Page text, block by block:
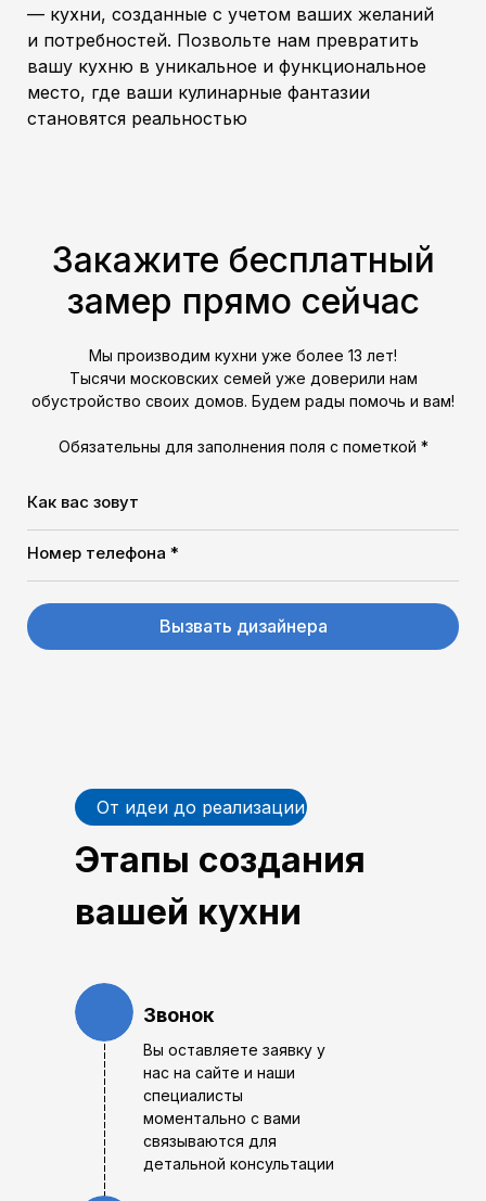
— кухни, созданные с учетом ваших желаний
и потребностей. Позвольте нам превратить
вашу кухню в уникальное и функциональное
место, где ваши кулинарные фантазии
становятся реальностью
Закажите бесплатный
замер прямо сейчас
Мы производим кухни уже более 13 лет!
Тысячи московских семей уже доверили нам
обустройство своих домов. Будем рады помочь и вам!
Обязательны для заполнения поля с пометкой *
Как вас зовут
Номер телефона *
Вызвать дизайнера
Звонок
Вы оставляете заявку у
нас на сайте и наши
специалисты
моментально с вами
связываются для
детальной консультации
Этапы создания
вашей кухни
От идеи до реализации